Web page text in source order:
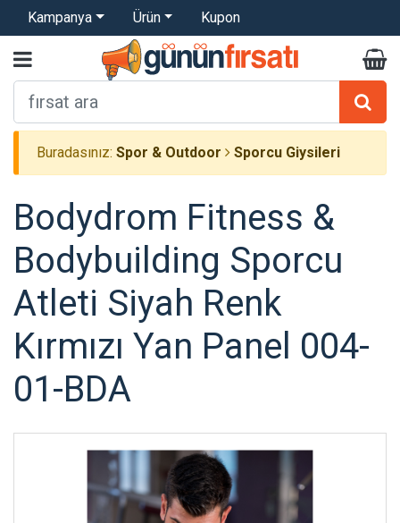
Kampanya Ürün Kupon
Buradasınız: Spor & Outdoor Sporcu Giysileri
Bodydrom Fitness &
Bodybuilding Sporcu
Atleti Siyah Renk
Kırmızı Yan Panel 004-
01-BDA